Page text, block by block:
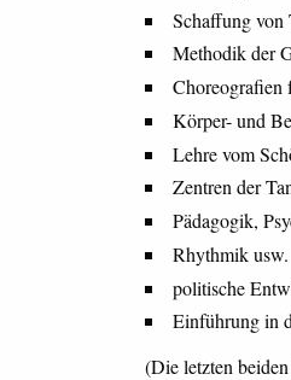
Schaffung von
Methodik der
Choreografien
Körper- und
Lehre vom
Zentren der
Pädagogik,
Rhythmik usw.
politische
Einführung in
(Die letzten